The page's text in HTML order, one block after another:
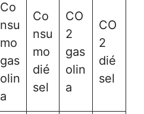
Co
nsu
mo
gas
olin
a
Co
nsu
mo
dié
sel
CO
2
gas
olin
a
CO
2
dié
sel